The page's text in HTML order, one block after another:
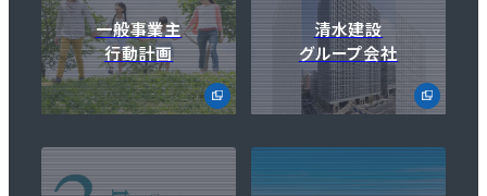
一般事業主
行動計画
清水建設
グループ会社